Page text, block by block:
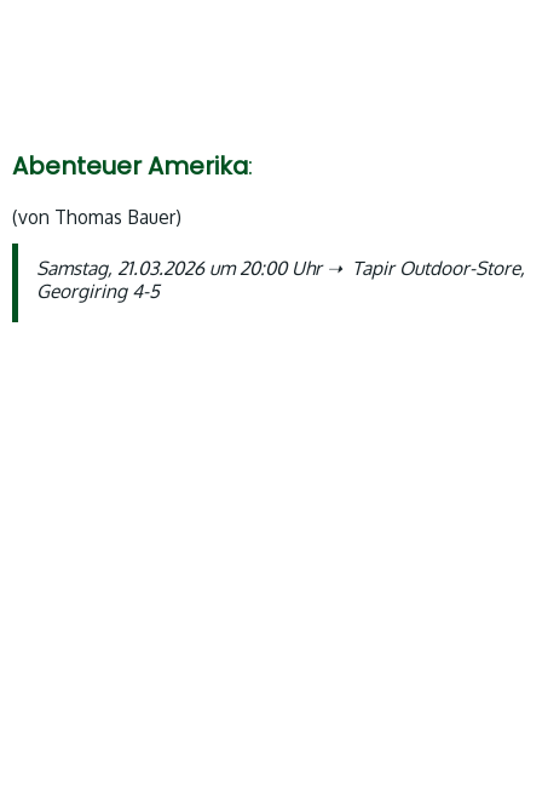
AbenteuerAmerika:
(von Thomas Bauer)
Samstag, 21.03.2026 um 20:00 Uhr ➝ Tapir Outdoor-Store,
Georgiring 4-5